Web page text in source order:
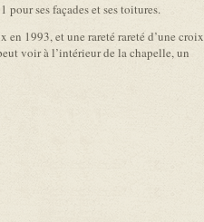
ses façades et ses toitures.
1993, et une rareté rareté d’une croix
voir à l’intérieur de la chapelle, un